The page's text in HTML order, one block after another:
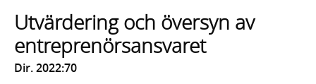
lista
med
sökförslag
Utvärdering och översyn av
entreprenörsansvaret
Dir. 2022:70